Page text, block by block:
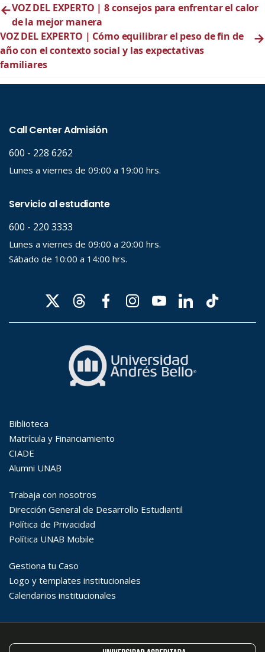
←VOZ DEL EXPERTO | 8 consejos para enfrentar el calor
de la mejor manera
VOZ DEL EXPERTO | Cómo equilibrar el peso de fin de
año con el contexto social y las expectativas
familiares
→